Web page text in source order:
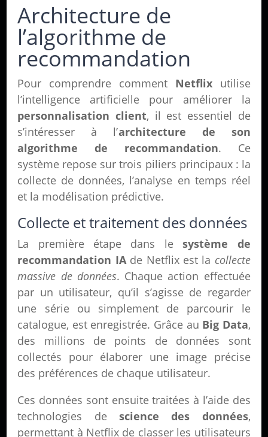
Architecture de
l’algorithme de
recommandation
Pour comprendre comment Netflixutilise
l’intelligence artificielle pour améliorer la
personnalisation client, il est essentiel de
s’intéresser à l’architecture de son
algorithme de recommandation. Ce
système repose sur trois piliers principaux : la
collecte de données, l’analyse en temps réel
et la modélisation prédictive.
Collecte et traitement des données
La première étape dans lesystème de
recommandation IAde Netflix est la collecte
massive de données. Chaque action effectuée
par un utilisateur, qu’il s’agisse de regarder
une série ou simplement de parcourir le
catalogue, est enregistrée. Grâce au Big Data,
des millions de points de données sont
collectés pour élaborer une image précise
des préférences de chaque utilisateur.
Ces données sont ensuite traitées à l’aide des
technologies de science des données,
permettant à Netflix de classer les utilisateurs